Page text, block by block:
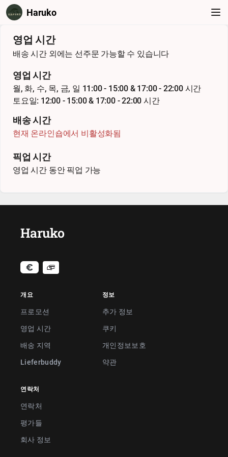
Haruko
영업 시간
배송 시간 외에는 선주문 가능할 수 있습니다
영업 시간
월, 화, 수, 목, 금, 일 11:00 - 15:00 & 17:00 - 22:00 시간
토요일: 12:00 - 15:00 & 17:00 - 22:00 시간
배송 시간
현재 온라인숍에서 비활성화됨
픽업 시간
영업 시간 동안 픽업 가능
Haruko
개요
프로모션
영업 시간
배송 지역
Lieferbuddy
정보
추가 정보
쿠키
개인정보보호
약관
연락처
연락처
평가들
회사 정보